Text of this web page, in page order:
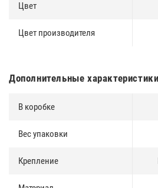
Цвет
Цвет производителя
Дополнительные характеристики
В коробке
Вес упаковки
Крепление